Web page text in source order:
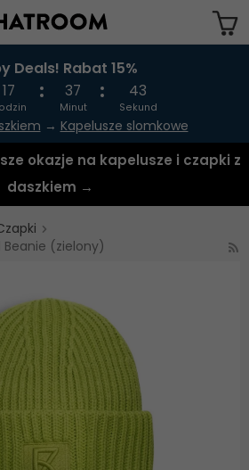
har blivit tillagd i varukorgen
Deals! Rabat 15%
17 37
Minut
43
Sekund
→ Kapelusze slomkowe
okazje na kapelusze i czapki z
daszkiem →
(zielony)